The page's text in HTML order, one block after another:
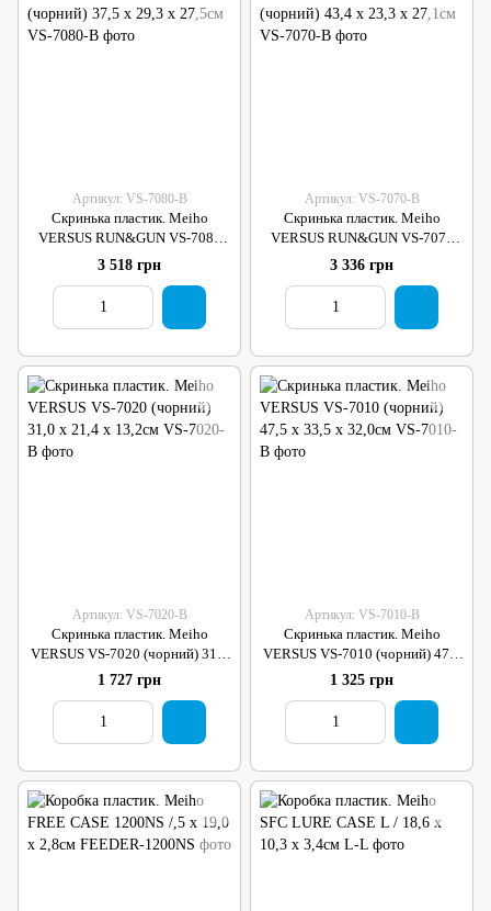
Артикул: VS-7080-B
Скринька пластик. Meiho
VERSUS RUN&GUN VS-7080
(чорний) 37,5 х 29,3 х 27,5см
3 518 грн
Артикул: VS-7070-B
Скринька пластик. Meiho
VERSUS RUN&GUN VS-7070
(чорний) 43,4 х 23,3 х 27,1см
3 336 грн
Артикул: VS-7020-B
Скринька пластик. Meiho
VERSUS VS-7020 (чорний) 31,0
х 21,4 х 13,2см
1 727 грн
Артикул: VS-7010-B
Скринька пластик. Meiho
VERSUS VS-7010 (чорний) 47,5
x 33,5 x 32,0см
1 325 грн